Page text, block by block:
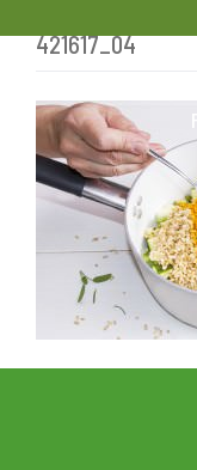
Skip
content
421617_04